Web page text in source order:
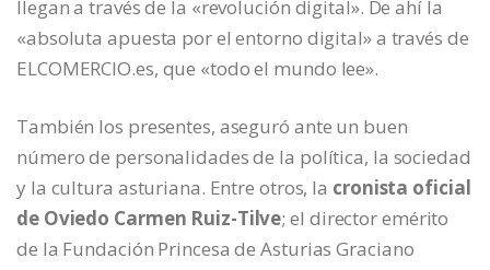
llegan a través de la «revolución digital». De ahí la
«absoluta apuesta por el entorno digital» a través de
ELCOMERCIO.es, que «todo el mundo lee».
También los presentes, aseguró ante un buen
número de personalidades de la política, la sociedad
y la cultura asturiana. Entre otros, la cronista oficial
de Oviedo Carmen Ruiz-Tilve; el director emérito
de la Fundación Princesa de Asturias Graciano